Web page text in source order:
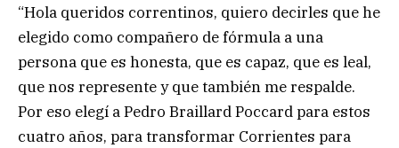
“Hola queridos correntinos, quiero decirles que he
elegido como compañero de fórmula a una
persona que es honesta, que es capaz, que es leal,
que nos represente y que también me respalde.
Por eso elegí a Pedro Braillard Poccard para estos
cuatro años, para transformar Corrientes para